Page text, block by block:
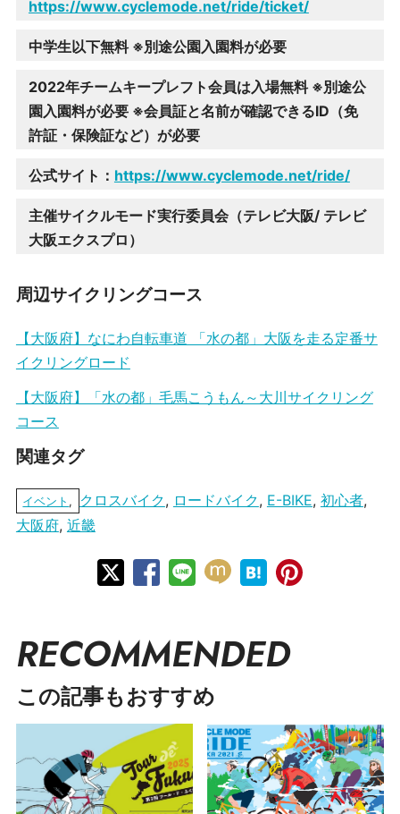
https://www.cyclemode.net/ride/ticket/
中学生以下無料 ※別途公園入園料が必要
2022年チームキープレフト会員は入場無料 ※別途公
園入園料が必要 ※会員証と名前が確認できるID（免
許証・保険証など）が必要
公式サイト： https://www.cyclemode.net/ride/
主催サイクルモード実行委員会（テレビ大阪/ テレビ
大阪エクスプロ）
周辺サイクリングコース
【大阪府】なにわ自転車道 「水の都」大阪を走る定番サ
イクリングロード
【大阪府】「水の都」毛馬こうもん～大川サイクリング
コース
関連タグ
イベント , クロスバイク, ロードバイク, E-BIKE, 初心者,
大阪府, 近畿
RECOMMENDED
この記事もおすすめ